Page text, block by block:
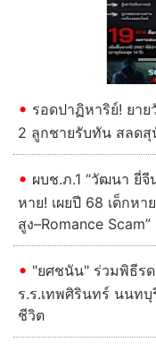
รอดปาฏิหาริย์! ยา
2 ลูกชายรับทัน สลดสุ
ผบช.ภ.1 “วัฒนา ยี่จี
หาย! เผยปี 68 เด็กห
สูง–Romance
"ยศชนัน" ร่วมพิธีร
ร.ร.เทพศิรินทร์ นนทบุ
ชีวิต